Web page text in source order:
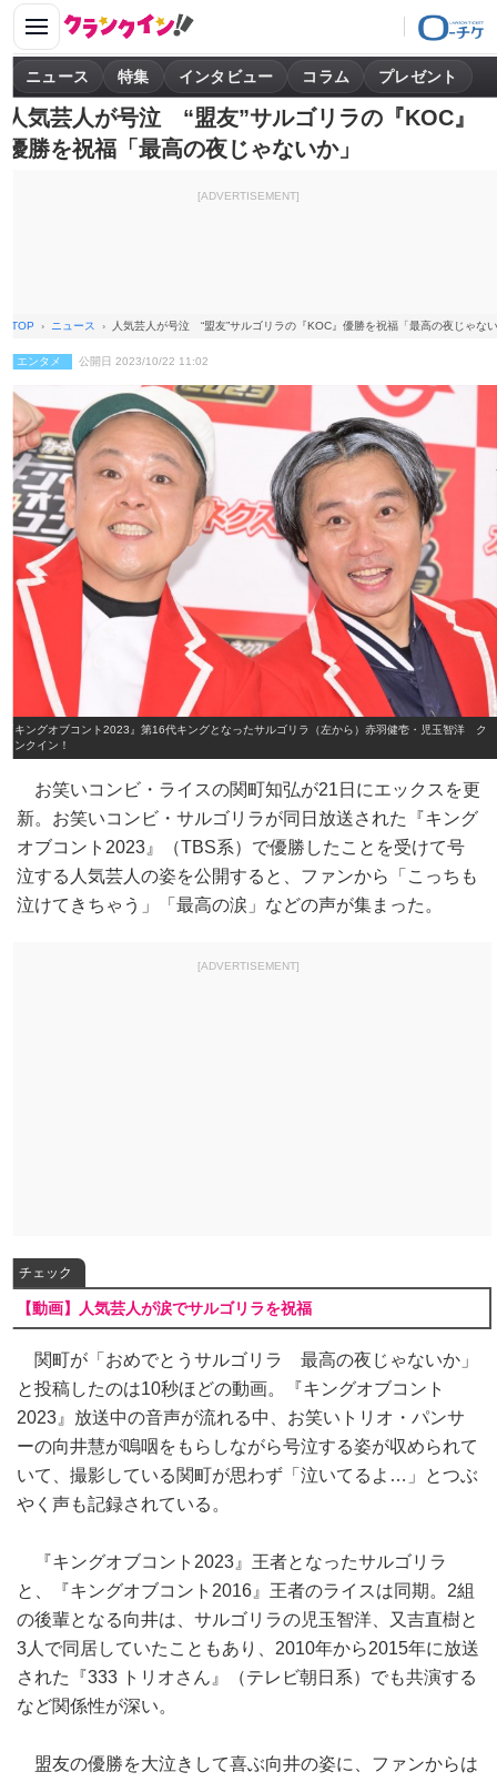
ニュース 特集 インタビュー コラム プレゼント
人気芸人が号泣 “盟友”サルゴリラの『KOC』
優勝を祝福「最高の夜じゃないか」
[ADVERTISEMENT]
TOP ニュース 人気芸人が号泣 “盟友”サルゴリラの『KOC』優勝を祝福「最高の夜じゃな
エンタメ 公開日 2023/10/22 11:02
『キングオブコント2023』第16代キングとなったサルゴリラ（左から）赤羽健壱・児玉智洋 ク
ランクイン！
お笑いコンビ・ライスの関町知弘が21日にエックスを更
新。お笑いコンビ・サルゴリラが同日放送された『キング
オブコント2023』（TBS系）で優勝したことを受けて号
泣する人気芸人の姿を公開すると、ファンから「こっちも
泣けてきちゃう」「最高の涙」などの声が集まった。
[ADVERTISEMENT]
チェック
【動画】人気芸人が涙でサルゴリラを祝福
関町が「おめでとうサルゴリラ 最高の夜じゃないか」
と投稿したのは10秒ほどの動画。『キングオブコント
2023』放送中の音声が流れる中、お笑いトリオ・パンサ
ーの向井慧が嗚咽をもらしながら号泣する姿が収められて
いて、撮影している関町が思わず「泣いてるよ…」とつぶ
やく声も記録されている。
『キングオブコント2023』王者となったサルゴリラ
と、『キングオブコント2016』王者のライスは同期。2組
の後輩となる向井は、サルゴリラの児玉智洋、又吉直樹と
3人で同居していたこともあり、2010年から2015年に放送
された『333 トリオさん』（テレビ朝日系）でも共演する
など関係性が深い。
盟友の優勝を大泣きして喜ぶ向井の姿に、ファンからは